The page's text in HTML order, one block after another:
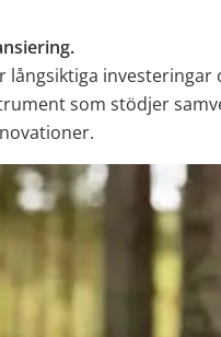
långsiktiga
som stödjer